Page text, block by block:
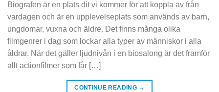
Biografen är en plats dit vi kommer för att koppla av från
vardagen och är en upplevelseplats som används av barn,
ungdomar, vuxna och äldre. Det finns många olika
filmgenrer i dag som lockar alla typer av människor i alla
åldrar. När det gäller ljudnivån i en biosalong är det framför
allt actionfilmer som får […]
CONTINUE READING →